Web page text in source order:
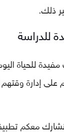
ذلك.
للدراسة
للحياة
على إدارة
معكم